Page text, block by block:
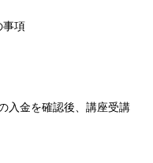
事項
入金を確認後、講座受講